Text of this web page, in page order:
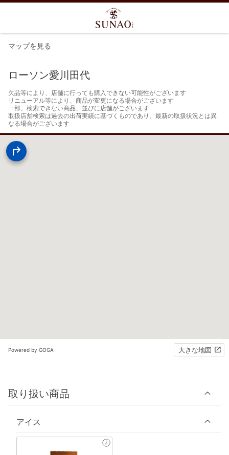
マップを見る
ローソン愛川田代
欠品等により、店舗に行っても購入できない可能性がございます
リニューアル等により、商品が変更になる場合がございます
一部、検索できない商品、並びに店舗がございます
取扱店舗検索は過去の出荷実績に基づくものであり、最新の取扱状況とは異
なる場合がございます
Powered by GOGA 大きな地図
取り扱い商品
アイス